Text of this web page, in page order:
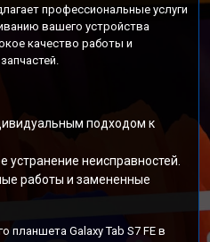
профессиональные услуги
вашего устройства
качество работы и
подходом к
устранение неисправностей.
работы и замененные
Galaxy Tab S7 FE в